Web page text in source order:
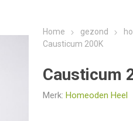
Home gezond
Causticum 200K
Causticum
Merk: Homeoden Heel